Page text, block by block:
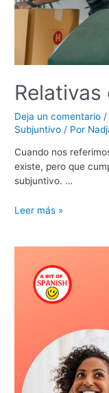
Deja un comentario
Subjuntivo / Por
Cuando nos
existe, pero que
subjuntivo. …
Relativas
Leer más »